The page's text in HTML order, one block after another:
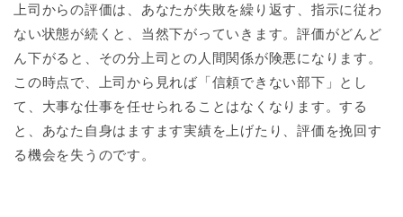
上司からの評価は、あなたが失敗を繰り返す、指示に従わ
ない状態が続くと、当然下がっていきます。評価がどんど
ん下がると、その分上司との人間関係が険悪になります。
この時点で、上司から見れば「信頼できない部下」とし
て、大事な仕事を任せられることはなくなります。する
と、あなた自身はますます実績を上げたり、評価を挽回す
る機会を失うのです。